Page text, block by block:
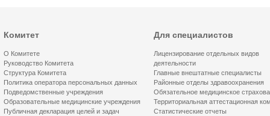
Комитет
О Комитете
Руководство Комитета
Структура Комитета
Политика оператора персональных данных
Подведомственные учреждения
Образовательные медицинские учреждения
Публичная декларация целей и задач
Для специалистов
Лицензирование отдельных видов
деятельности
Главные внештатные специалисты
Районные отделы здравоохранения
Обязательное медицинское
Территориальная аттестационная
Статистические отчеты